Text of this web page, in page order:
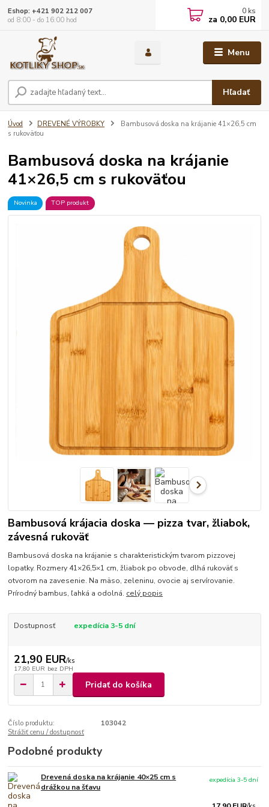
Menu
Hľadať
Eshop: +421 902 212 007
od 8:00 - do 16:00 hod
0 ks
za 0,00 EUR
Úvod DREVENÉ VÝROBKY
Bambusová doska na krájanie 41×26,5 cm
s rukoväťou
Bambusová doska na krájanie
41×26,5 cm s rukoväťou
Novinka TOP produkt
Bambusová krájacia doska — pizza tvar, žliabok,
závesná rukoväť
Bambusová doska na krájanie s charakteristickým tvarom pizzovej
lopatky. Rozmery 41×26,5×1 cm, žliabok po obvode, dlhá rukoväť s
otvorom na zavesenie. Na mäso, zeleninu, ovocie aj servírovanie.
Prírodný bambus, ľahká a odolná. celý popis
Dostupnosť expedícia 3-5 dní
21,90 EUR/ks
17,80 EUR bez DPH
Pridať do košíka
Číslo produktu:
103042
Strážiť cenu / dostupnosť
Podobné produkty
Drevená doska na krájanie 40×25 cm s
drážkou na šťavu
expedícia 3-5 dní